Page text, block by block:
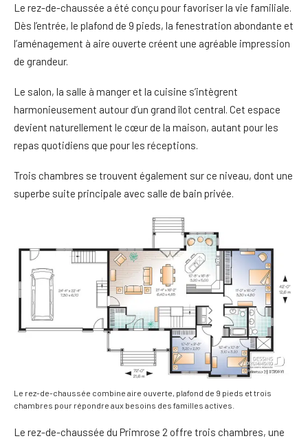
Le rez-de-chaussée a été conçu pour favoriser la vie familiale.
Dès l’entrée, le plafond de 9 pieds, la fenestration abondante et
l’aménagement à aire ouverte créent une agréable impression
de grandeur.
Le salon, la salle à manger et la cuisine s’intègrent
harmonieusement autour d’un grand îlot central. Cet espace
devient naturellement le cœur de la maison, autant pour les
repas quotidiens que pour les réceptions.
Trois chambres se trouvent également sur ce niveau, dont une
superbe suite principale avec salle de bain privée.
Le rez-de-chaussée combine aire ouverte, plafond de 9 pieds et trois
chambres pour répondre aux besoins des familles actives.
Le rez-de-chaussée du Primrose 2 offre trois chambres, une